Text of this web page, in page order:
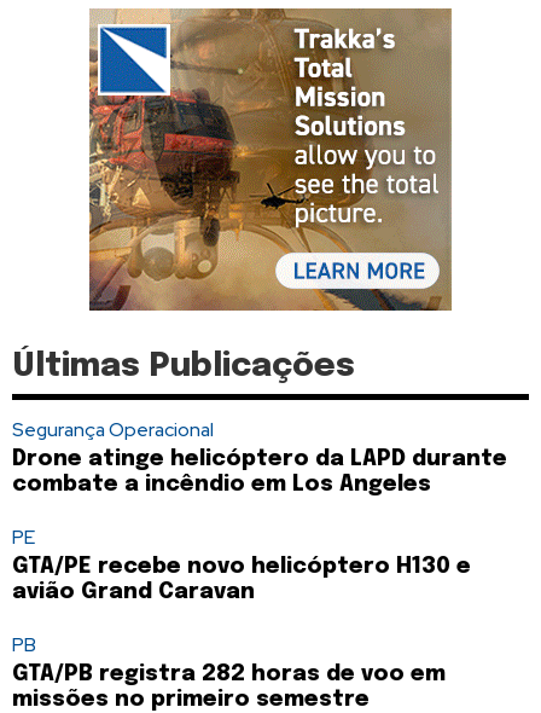
Últimas Publicações
Segurança Operacional
Drone atinge helicóptero da LAPD durante
combate a incêndio em Los Angeles
PE
GTA/PE recebe novo helicóptero H130 e
avião Grand Caravan
PB
GTA/PB registra 282 horas de voo em
missões no primeiro semestre